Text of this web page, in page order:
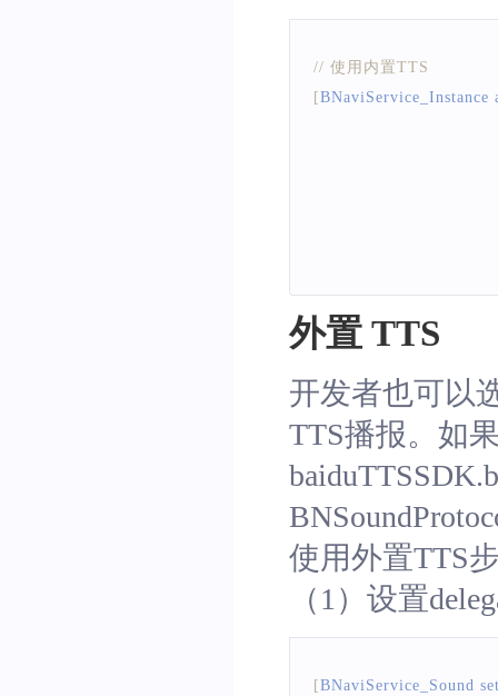
// 使用内置TTS
[BNaviService_Instance
外置 TTS
开发者也可以
TTS播报。如
使用外置TTS
（1）设置
[BNaviService_Sound